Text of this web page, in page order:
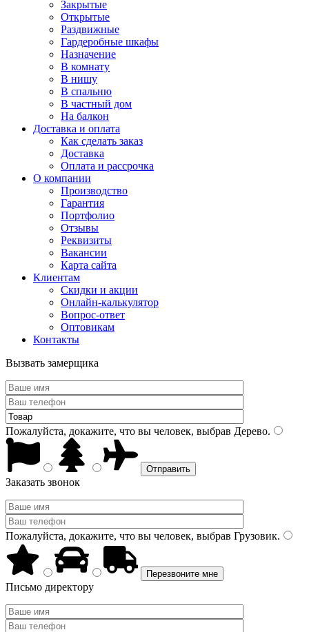
Закрытые
Открытые
Раздвижные
Гардеробные шкафы
Назначение
В комнату
В нишу
В спальню
В частный дом
На балкон
Доставка и оплата
Как сделать заказ
Доставка
Оплата и рассрочка
О компании
Производство
Гарантия
Портфолио
Отзывы
Реквизиты
Вакансии
Карта сайта
Клиентам
Скидки и акции
Онлайн-калькулятор
Вопрос-ответ
Оптовикам
Контакты
Вызвать замерщика
Пожалуйста, докажите, что вы человек, выбрав Дерево.
Заказать звонок
Пожалуйста, докажите, что вы человек, выбрав Грузовик.
Письмо директору